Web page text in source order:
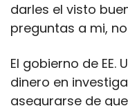
darles el visto
preguntas a mi,
El gobierno de EE.
dinero en
asegurarse de